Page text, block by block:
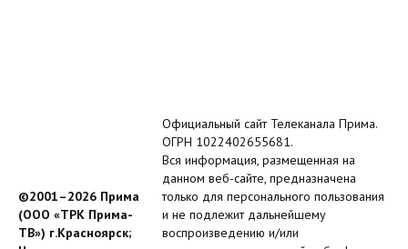
©2001–2026 Прима
(ООО «ТРК Прима-
ТВ») г.Красноярск;
Официальный сайт Телеканала Прима.
ОГРН 1022402655681.
Вся информация, размещенная на
данном веб-сайте, предназначена
только для персонального пользования
и не подлежит дальнейшему
воспроизведению и/или